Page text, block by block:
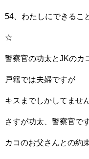
54、わたしにできるこ
☆
警察官の功太とJKのカ
戸籍では夫婦ですが
キスまでしかしてませ
さすが功太、警察官で
カコのお父さんとの約